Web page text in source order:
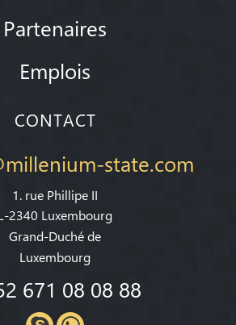
Partenaires
Emplois
CONTACT
state.com
1. rue Phillipe II
2340 Luxembourg
Grand-Duché de
Luxembourg
671 08 08 88